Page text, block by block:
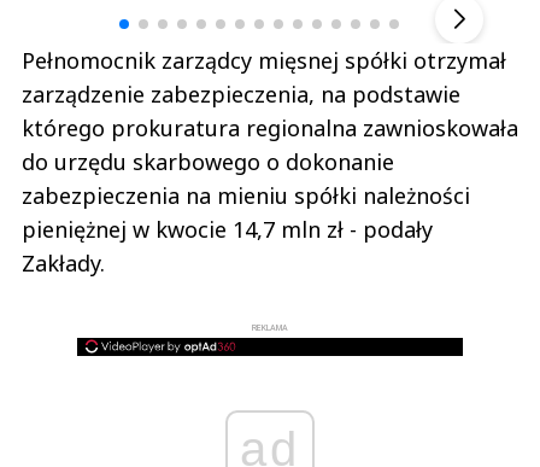
Pełnomocnik zarządcy mięsnej spółki otrzymał
zarządzenie zabezpieczenia, na podstawie
którego prokuratura regionalna zawnioskowała
do urzędu skarbowego o dokonanie
zabezpieczenia na mieniu spółki należności
pieniężnej w kwocie 14,7 mln zł - podały
Zakłady.
REKLAMA
ad